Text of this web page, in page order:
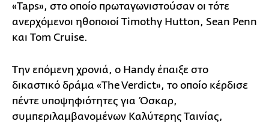
«Taps», στο οποίο πρωταγωνιστούσαν οι τότε
ανερχόμενοι ηθοποιοί Timothy Hutton, Sean Penn
και Tom Cruise.
Την επόμενη χρονιά, ο Handy έπαιξε στο
δικαστικό δράμα «The Verdict», το οποίο κέρδισε
πέντε υποψηφιότητες για Όσκαρ,
συμπεριλαμβανομένων Καλύτερης Ταινίας,